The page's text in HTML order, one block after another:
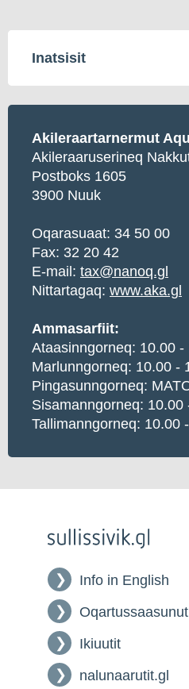
Inatsisit
Akileraartarnermut
Akileraaruserineq
Postboks 1605
3900 Nuuk
Oqarasuaat: 34 50 00
Fax: 32 20 42
E-mail: tax@nanoq.gl
Nittartagaq: www.aka.gl
Ammasarfiit:
Ataasinngorneq: 10.00 -
Marlunngorneq: 10.00 -
Pingasunngorneq:
Sisamanngorneq: 10.00
Tallimanngorneq: 10.00
Info in English
Oqartussaasunut
Ikiuutit
nalunaarutit.gl